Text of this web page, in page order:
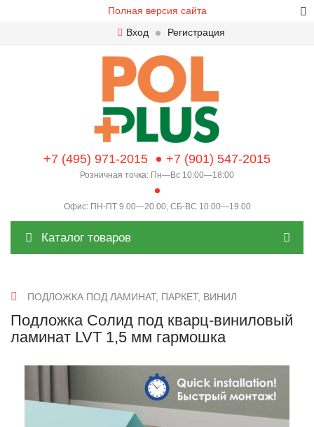
Полная версия сайта
Вход
Регистрация
+7 (495) 971-2015 +7 (901) 547-2015
Розничная точка: Пн—Вс 10:00—18:00
Офис: ПН-ПТ 9.00—20.00, СБ-ВС 10.00—19.00
Каталог товаров
ПОДЛОЖКА ПОД ЛАМИНАТ, ПАРКЕТ, ВИНИЛ
Подложка Солид под кварц-виниловый
ламинат LVT 1,5 мм гармошка